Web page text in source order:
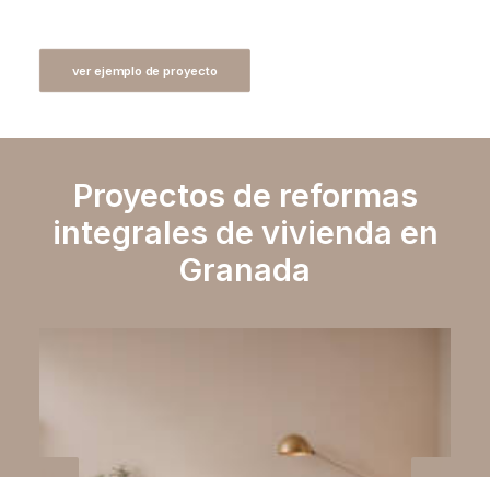
ver ejemplo de proyecto
Proyectos de reformas
integrales de vivienda en
Granada